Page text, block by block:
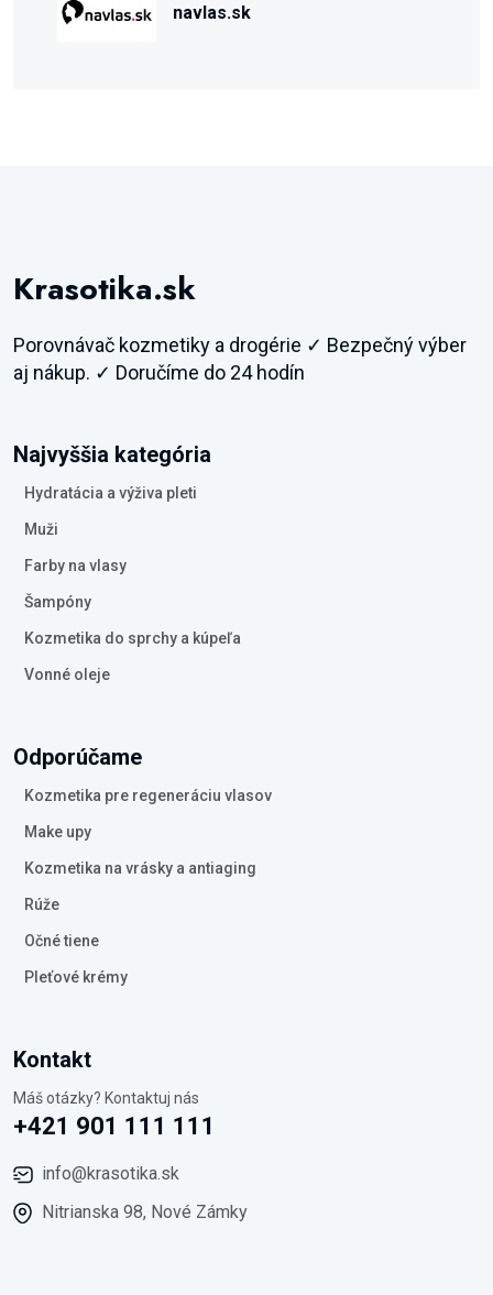
navlas.sk
Krasotika.sk
Porovnávač kozmetiky a drogérie ✓ Bezpečný výber
aj nákup. ✓ Doručíme do 24 hodín
Najvyššia kategória
Hydratácia a výživa pleti
Muži
Farby na vlasy
Šampóny
Kozmetika do sprchy a kúpeľa
Vonné oleje
Odporúčame
Kozmetika pre regeneráciu vlasov
Make upy
Kozmetika na vrásky a antiaging
Rúže
Očné tiene
Pleťové krémy
Kontakt
Máš otázky? Kontaktuj nás
+421 901 111 111
info@krasotika.sk
Nitrianska 98, Nové Zámky